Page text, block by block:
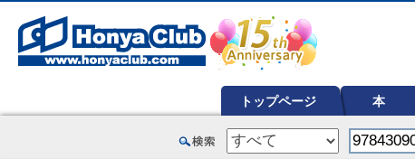
トップページ 本